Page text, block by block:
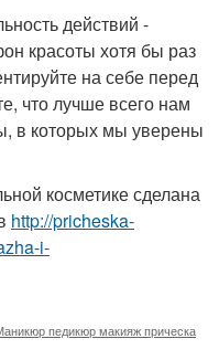
действий -
красоты хотя бы раз
на себе перед
что лучше всего нам
в которых мы уверены
косметике сделана
http://pricheska-
i-
педикюр макияж прическа